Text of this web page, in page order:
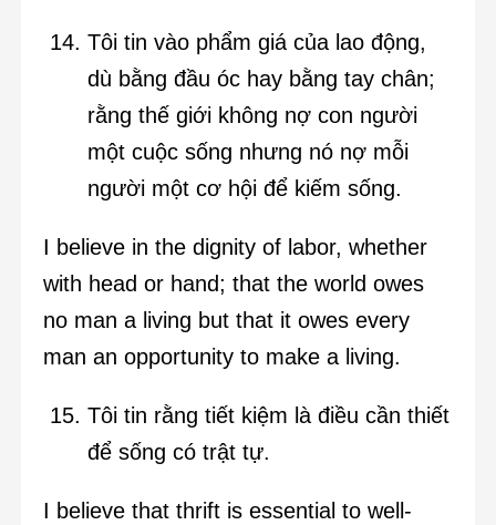
Tôi tin vào phẩm giá của lao động,
dù bằng đầu óc hay bằng tay chân;
rằng thế giới không nợ con người
một cuộc sống nhưng nó nợ mỗi
người một cơ hội để kiếm sống.
I believe in the dignity of labor, whether
with head or hand; that the world owes
no man a living but that it owes every
man an opportunity to make a living.
Tôi tin rằng tiết kiệm là điều cần thiết
để sống có trật tự.
I believe that thrift is essential to well-